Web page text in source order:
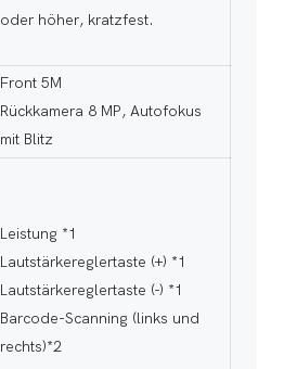
oder höher, kratzfest.
Front 5M
Rückkamera 8 MP, Autofokus
mit Blitz
Leistung *1
Lautstärkereglertaste (+) *1
Lautstärkereglertaste (-) *1
Barcode-Scanning (links und
rechts)*2